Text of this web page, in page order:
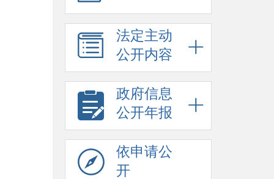
法定主动
公开内容
政府信息
公开年报
依申请公
开